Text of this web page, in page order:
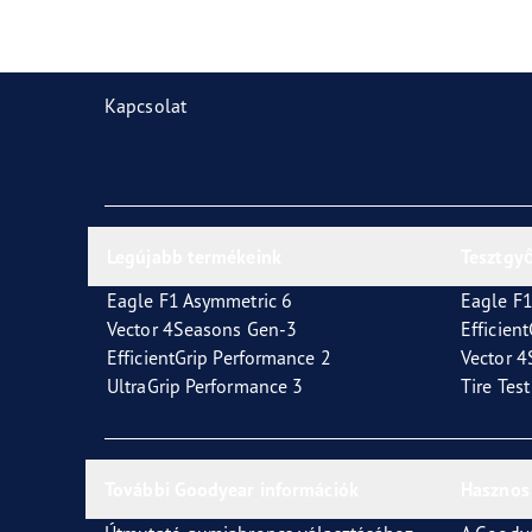
Kapcsolat
Eagle F1 Asymmetric 6
Vector 4Seasons Gen-3
EfficientGrip Performance 2
UltraGrip Performance 3
Eagle
Vector
Tire